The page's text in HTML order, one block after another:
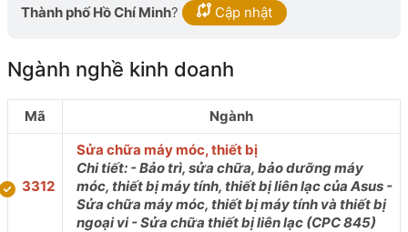
Thành phố Hồ Chí Minh? Cập nhật
Ngành nghề kinh doanh
Mã Ngành
3312
Sửa chữa máy móc, thiết bị
Chi tiết: - Bảo trì, sửa chữa, bảo dưỡng máy
móc, thiết bị máy tính, thiết bị liên lạc của Asus -
Sửa chữa máy móc, thiết bị máy tính và thiết bị
ngoại vi - Sửa chữa thiết bị liên lạc (CPC 845)